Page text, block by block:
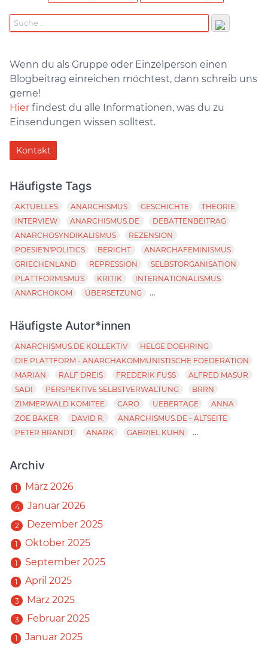
Wenn du als Gruppe oder Einzelperson einen
Blogbeitrag einreichen möchtest, dann schreib uns
gerne!
Hier findest du alle Informationen, was du zu
Einsendungen wissen solltest.
Kontakt
Häufigste Tags
AKTUELLES ANARCHISMUS GESCHICHTE
THEORIE
INTERVIEW
ANARCHISMUS.DE
DEBATTENBEITRAG
ANARCHOSYNDIKALISMUS
REZENSION
POESIE'N'POLITICS
BERICHT
ANARCHAFEMINISMUS
GRIECHENLAND
REPRESSION
SELBSTORGANISATION
PLATTFORMISMUS
KRITIK
INTERNATIONALISMUS
ANARCHOKOM
ÜBERSETZUNG ...
Häufigste Autor*innen
ANARCHISMUS.DE KOLLEKTIV
HELGE DOEHRING
DIE PLATTFORM - ANARCHAKOMMUNISTISCHE FOEDERATION
MARIAN
RALF DREIS FREDERIK FUSS
ALFRED MASUR
SADI
PERSPEKTIVE SELBSTVERWALTUNG
BRRN
ZIMMERWALD KOMITEE
CARO UEBERTAGE
ANNA
ZOE BAKER
DAVID R.
ANARCHISMUS.DE - ALTSEITE
PETER BRANDT
ANARK GABRIEL KUHN ...
Archiv
1 März 2026
4 Januar 2026
2 Dezember 2025
1 Oktober 2025
1 September 2025
1 April 2025
3 März 2025
3 Februar 2025
1 Januar 2025